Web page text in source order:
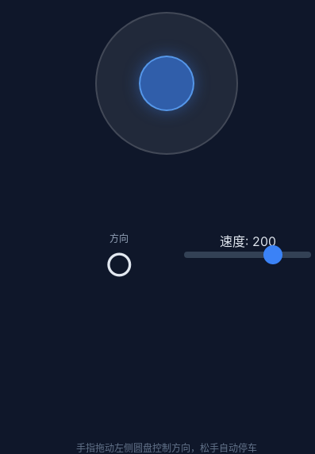
方向
○
速度: 200
手指拖动左侧圆盘控制方向，松手自动停车